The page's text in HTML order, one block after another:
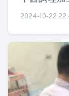
2024-10-22